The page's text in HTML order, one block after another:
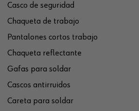
Casco de seguridad
Chaqueta de trabajo
Pantalones cortos trabajo
Chaqueta reflectante
Gafas para soldar
Cascos antirruidos
Careta para soldar